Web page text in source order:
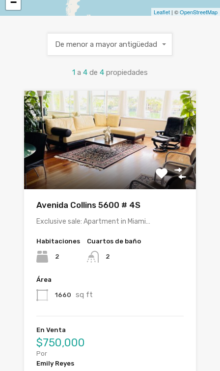
Leaflet | ©OpenStreetMap
1 a 4 de 4 propiedades
De menor a mayor antigüedad
Avenida Collins 5600 # 4S
Exclusive sale: Apartment in Miami…
Habitaciones
2
Cuartos de baño
2
Área
1660 sq ft
En Venta
$750,000
Por
Emily Reyes